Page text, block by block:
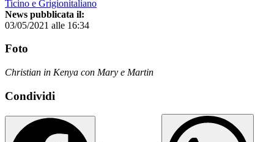
Ticino e Grigionitaliano
News pubblicata il:
03/05/2021 alle 16:34
Foto
Christian in Kenya con Mary e Martin
Condividi